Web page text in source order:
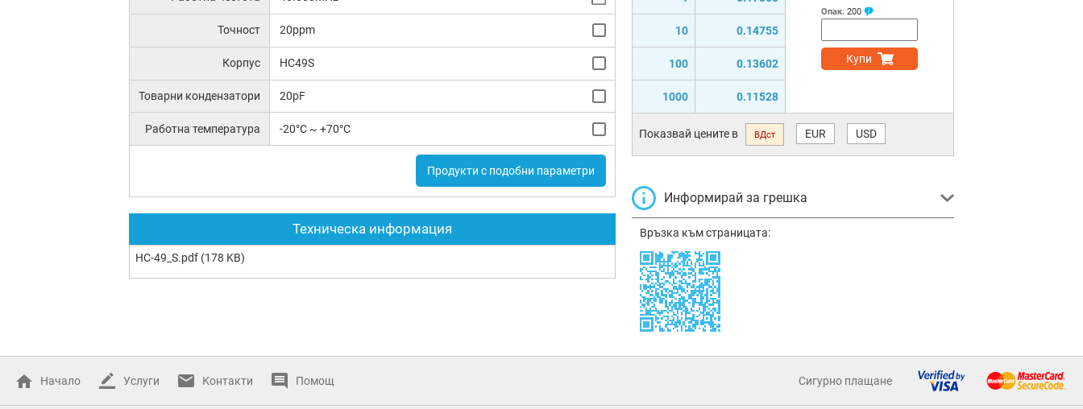
Точност 20ppm
Корпус HC49S
Товарни кондензатори 20pF
Работна температура -20°C ~ +70°C
Продукти с подобни параметри
Техническа информация
HC-49_S.pdf (178 KB)
10 0.14755
100 0.13602
1000 0.11528
Опак. 200
Купи
Показвай цените в ВДст EUR USD
Информирай за грешка
Връзка към страницата:
Начало Услуги Контакти Помощ Сигурно плащане